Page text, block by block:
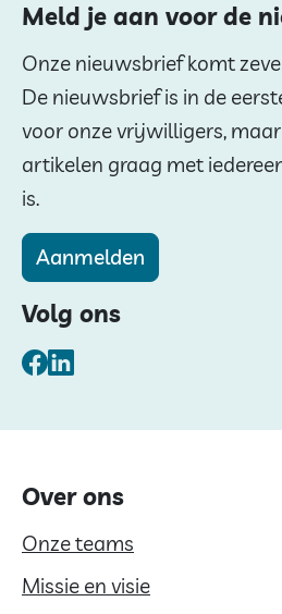
Meld je aan voor de
Onze nieuwsbrief komt
De nieuwsbrief is in de
voor onze vrijwilligers,
artikelen graag met
is.
Aanmelden
Volg ons
Facebook
LinkedIn
Over ons
Onze teams
Missie en visie